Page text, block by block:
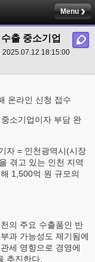
Menu
출 중소기업
2025.07.12 18:15:00
온라인 신청 접수
소기업이자 부담 완
자 = 인천광역시(시장
겪고 있는 인천 지역
1,500억 원 규모의
의 주요 수출품인 반
과 가능성도 제기됨에
세 영향으로 경영에
추진한다.